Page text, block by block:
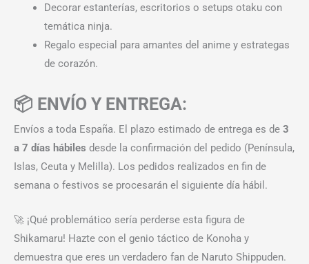
Decorar estanterías, escritorios o setups otaku con
temática ninja.
Regalo especial para amantes del anime y estrategas
de corazón.
📦 ENVÍO Y ENTREGA:
Envíos a toda España. El plazo estimado de entrega es de 3
a 7 días hábiles desde la confirmación del pedido (Península,
Islas, Ceuta y Melilla). Los pedidos realizados en fin de
semana o festivos se procesarán el siguiente día hábil.
🚀 ¡Qué problemático sería perderse esta figura de
Shikamaru! Hazte con el genio táctico de Konoha y
demuestra que eres un verdadero fan de Naruto Shippuden.